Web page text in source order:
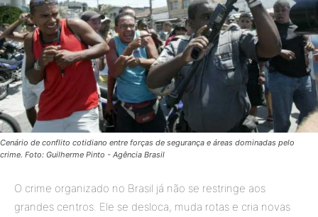
Cenário de conflito cotidiano entre forças de segurança e áreas dominadas pelo
crime. Foto: Guilherme Pinto - Agência Brasil
O crime organizado no Brasil já não se restringe aos
grandes centros. Ele se desloca, muda rotas e cria novas